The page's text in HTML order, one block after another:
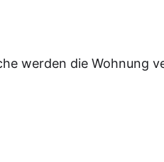
werden die Wohnung